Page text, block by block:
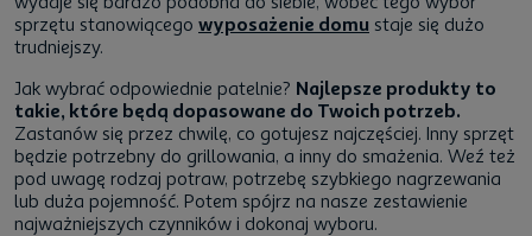
sprzętu stanowiącego wyposażenie domu staje się dużo
trudniejszy.
Jak wybrać odpowiednie patelnie? Najlepsze produkty to
takie, które będą dopasowane do Twoich potrzeb.
Zastanów się przez chwilę, co gotujesz najczęściej. Inny sprzęt
będzie potrzebny do grillowania, a inny do smażenia. Weź też
pod uwagę rodzaj potraw, potrzebę szybkiego nagrzewania
lub duża pojemność. Potem spójrz na nasze zestawienie
najważniejszych czynników i dokonaj wyboru.